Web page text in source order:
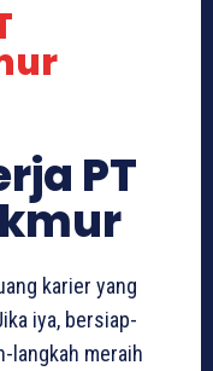
PT
karier yang
iya, bersiap-
langkah meraih